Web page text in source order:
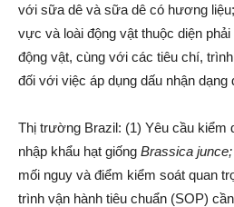
với sữa dê và sữa dê có hương
vực và loài động vật thuộc diện
động vật, cùng với các tiêu chí,
đối với việc áp dụng dấu nhận dạng
Thị trường Brazil: (1) Yêu cầu kiểm
nhập khẩu hạt giống Brassica junce;
mối nguy và điểm kiểm soát quan
trình vận hành tiêu chuẩn (SOP)